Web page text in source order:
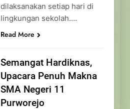
dilaksanakan setiap hari di
lingkungan sekolah….
Read More
Semangat Hardiknas,
Upacara Penuh Makna
SMA Negeri 11
Purworejo